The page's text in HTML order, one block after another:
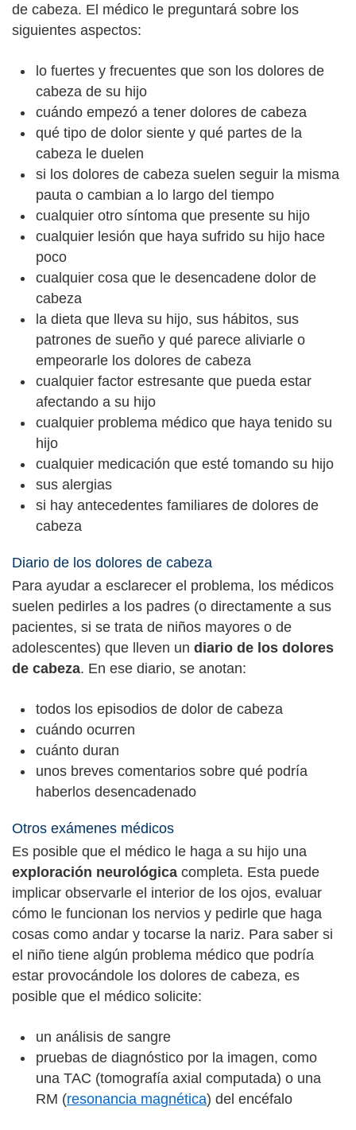
de cabeza. El médico le preguntará sobre los
siguientes aspectos:
lo fuertes y frecuentes que son los dolores de
cabeza de su hijo
cuándo empezó a tener dolores de cabeza
qué tipo de dolor siente y qué partes de la
cabeza le duelen
si los dolores de cabeza suelen seguir la misma
pauta o cambian a lo largo del tiempo
cualquier otro síntoma que presente su hijo
cualquier lesión que haya sufrido su hijo hace
poco
cualquier cosa que le desencadene dolor de
cabeza
la dieta que lleva su hijo, sus hábitos, sus
patrones de sueño y qué parece aliviarle o
empeorarle los dolores de cabeza
cualquier factor estresante que pueda estar
afectando a su hijo
cualquier problema médico que haya tenido su
hijo
cualquier medicación que esté tomando su hijo
sus alergias
si hay antecedentes familiares de dolores de
cabeza
Diario de los dolores de cabeza
Para ayudar a esclarecer el problema, los médicos
suelen pedirles a los padres (o directamente a sus
pacientes, si se trata de niños mayores o de
adolescentes) que lleven un diario de los dolores
de cabeza. En ese diario, se anotan:
todos los episodios de dolor de cabeza
cuándo ocurren
cuánto duran
unos breves comentarios sobre qué podría
haberlos desencadenado
Otros exámenes médicos
Es posible que el médico le haga a su hijo una
exploración neurológica completa. Esta puede
implicar observarle el interior de los ojos, evaluar
cómo le funcionan los nervios y pedirle que haga
cosas como andar y tocarse la nariz. Para saber si
el niño tiene algún problema médico que podría
estar provocándole los dolores de cabeza, es
posible que el médico solicite:
un análisis de sangre
pruebas de diagnóstico por la imagen, como
una TAC (tomografía axial computada) o una
RM (resonancia magnética) del encéfalo